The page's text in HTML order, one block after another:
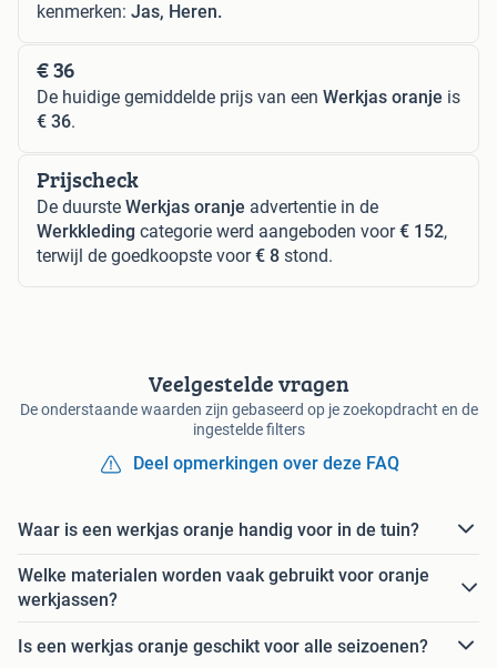
kenmerken: Jas, Heren.
€ 36
De huidige gemiddelde prijs van een Werkjas oranje is
€ 36.
Prijscheck
De duurste Werkjas oranje advertentie in de
Werkkleding categorie werd aangeboden voor€ 152,
terwijl de goedkoopste voor€ 8 stond.
Veelgestelde vragen
De onderstaande waarden zijn gebaseerd op je zoekopdracht en de
ingestelde filters
Deel opmerkingen over deze FAQ
Waar is een werkjas oranje handig voor in de tuin?
Welke materialen worden vaak gebruikt voor oranje
werkjassen?
Is een werkjas oranje geschikt voor alle seizoenen?